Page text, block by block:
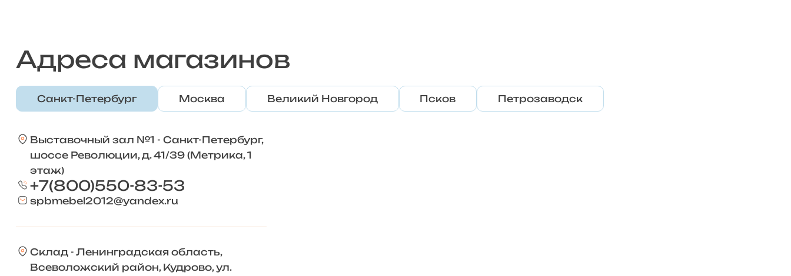
Адреса магазинов
Санкт-Петербург Москва Великий Новгород Псков Петрозаводск
Выставочный зал №1 - Санкт-Петербург,
шоссе Революции, д. 41/39 (Метрика, 1
этаж)
+7(800)550-83-53
spbmebel2012@yandex.ru
Склад - Ленинградская область,
Всеволожский район, Кудрово, ул.